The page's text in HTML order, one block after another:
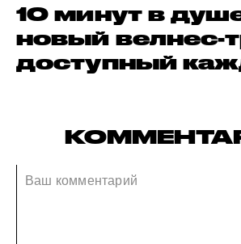
10 минут в
новый велнес-
доступный